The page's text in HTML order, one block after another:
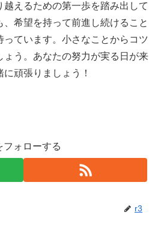
えるための第一歩を踏み出して
希望を持って前進し続けること
っています。小さなことからコツ
ょう。あなたの努力が実る日が来
頑張りましょう！
フォローする
r3